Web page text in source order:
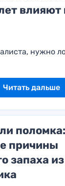
влияют
нужно
Читать дальше
причины
запаха из